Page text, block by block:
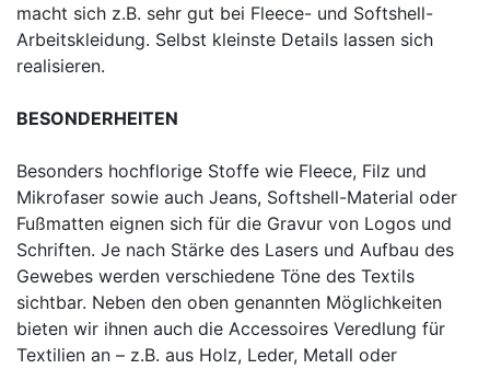
macht sich z.B. sehr gut bei Fleece- und Softshell-
Arbeitskleidung. Selbst kleinste Details lassen sich
realisieren.
BESONDERHEITEN
Besonders hochflorige Stoffe wie Fleece, Filz und
Mikrofaser sowie auch Jeans, Softshell-Material oder
Fußmatten eignen sich für die Gravur von Logos und
Schriften. Je nach Stärke des Lasers und Aufbau des
Gewebes werden verschiedene Töne des Textils
sichtbar. Neben den oben genannten Möglichkeiten
bieten wir ihnen auch die Accessoires Veredlung für
Textilien an – z.B. aus Holz, Leder, Metall oder